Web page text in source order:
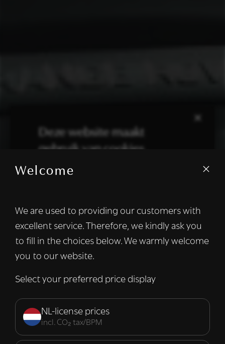
Welcome
We are used to providing our customers with
excellent service. Therefore, we kindly ask you
to fill in the choices below. We warmly welcome
you to our website.
Select your preferred price display
NL-license prices
incl. CO₂ tax/BPM
×
Deze website maakt
gebruik van cookies.
We gebruiken cookies om inhoud en
informatie over uw gebruik van onze site
met onze advertentie- en analysepartners,
die deze kunnen combineren met andere
informatie die u aan hen heeft verstrekt of
van hun diensten. Lees verder
Strikt
noodzakelijk
Prestatie Targeting